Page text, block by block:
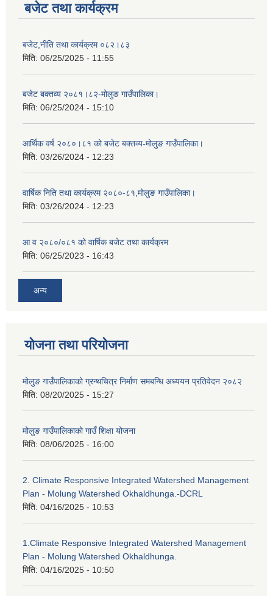
बजेट तथा कार्यक्रम
बजेट,नीति तथा कार्यक्रम ०८२।८३
मिति: 06/25/2025 - 11:55
बजेट बक्तव्य २०८१।८२-मोलुङ गाउँपालिका।
मिति: 06/25/2024 - 15:10
आर्थिक वर्ष २०८०।८१ को बजेट बक्तव्य-मोलुङ गाउँपालिका।
मिति: 03/26/2024 - 12:23
वार्षिक निति तथा कार्यक्रम २०८०-८१,मोलुङ गाउँपालिका।
मिति: 03/26/2024 - 12:23
आ व २०८०/०८१ को वार्षिक बजेट तथा कार्यक्रम
मिति: 06/25/2023 - 16:43
अन्य
योजना तथा परियोजना
मोलुङ गाउँपालिकाको ग्रन्थचित्र निर्माण समबन्धि अध्ययन प्रतिवेदन २०८२
मिति: 08/20/2025 - 15:27
मोलुङ गाउँपालिकाको गाउँ शिक्षा योजना
मिति: 08/06/2025 - 16:00
2. Climate Responsive Integrated Watershed Management
Plan - Molung Watershed Okhaldhunga.-DCRL
मिति: 04/16/2025 - 10:53
1.Climate Responsive Integrated Watershed Management
Plan - Molung Watershed Okhaldhunga.
मिति: 04/16/2025 - 10:50